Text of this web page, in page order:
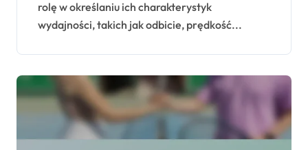
rolę w określaniu ich charakterystyk
wydajności, takich jak odbicie, prędkość...